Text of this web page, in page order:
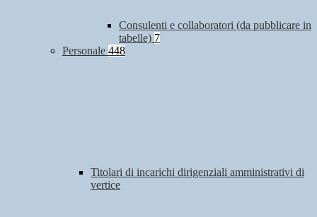
Consulenti e collaboratori (da pubblicare in
tabelle) 7
Personale 448
Titolari di incarichi dirigenziali amministrativi di
vertice